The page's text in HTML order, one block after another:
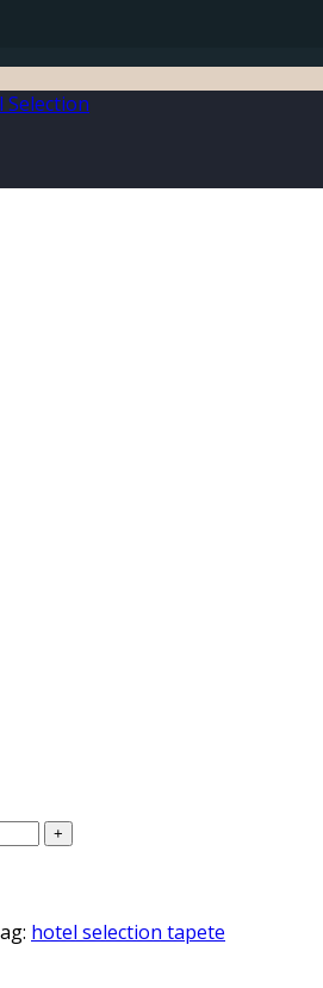
Selection
hotel selection tapete